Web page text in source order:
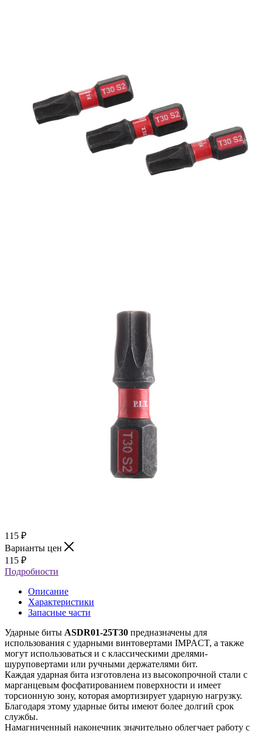
115 ₽
Варианты цен
115 ₽
Подробности
Описание
Характеристики
Запасные части
Ударные биты ASDR01-25T30 предназначены для
использования с ударными винтовертами IMPACT, а также
могут использоваться и с классическими дрелями-
шуруповертами или ручными держателями бит.
Каждая ударная бита изготовлена из высокопрочной стали с
марганцевым фосфатированием поверхности и имеет
торсионную зону, которая амортизирует ударную нагрузку.
Благодаря этому ударные биты имеют более долгий срок
службы.
Намагниченный наконечник значительно облегчает работу с